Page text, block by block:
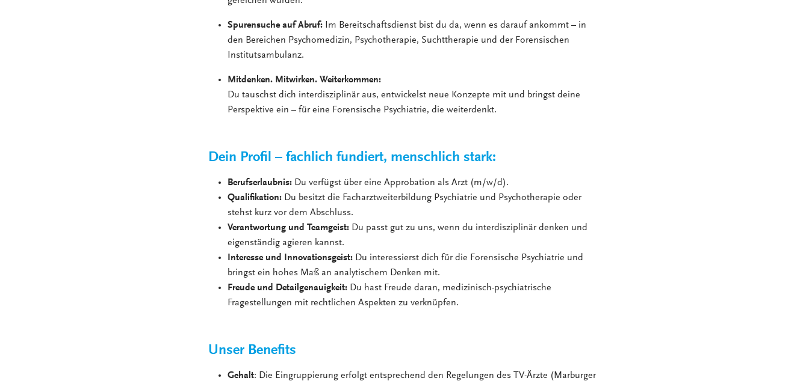
Spurensuche auf Abruf: Im Bereitschaftsdienst bist du da, wenn es darauf ankommt – in
den Bereichen Psychomedizin, Psychotherapie, Suchttherapie und der Forensischen
Institutsambulanz.
Mitdenken. Mitwirken. Weiterkommen:
Du tauschst dich interdisziplinär aus, entwickelst neue Konzepte mit und bringst deine
Perspektive ein – für eine Forensische Psychiatrie, die weiterdenkt.
Dein Profil – fachlich fundiert, menschlich stark:
Berufserlaubnis: Du verfügst über eine Approbation als Arzt (m/w/d).
Qualifikation: Du besitzt die Facharztweiterbildung Psychiatrie und Psychotherapie oder
stehst kurz vor dem Abschluss.
Verantwortung und Teamgeist: Du passt gut zu uns, wenn du interdisziplinär denken und
eigenständig agieren kannst.
Interesse und Innovationsgeist: Du interessierst dich für die Forensische Psychiatrie und
bringst ein hohes Maß an analytischem Denken mit.
Freude und Detailgenauigkeit: Du hast Freude daran, medizinisch-psychiatrische
Fragestellungen mit rechtlichen Aspekten zu verknüpfen.
Unser Benefits
Gehalt: Die Eingruppierung erfolgt entsprechend den Regelungen des TV-Ärzte (Marburger